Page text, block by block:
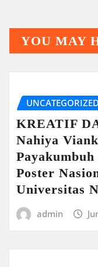
YOU MAY
UNCATEGORIZED
KREATIF
Nahiya
Poster
Universitas
admin